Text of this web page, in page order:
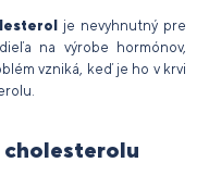
je nevyhnutný pre
na výrobe hormónov,
vzniká, keď je ho v krvi
cholesterolu